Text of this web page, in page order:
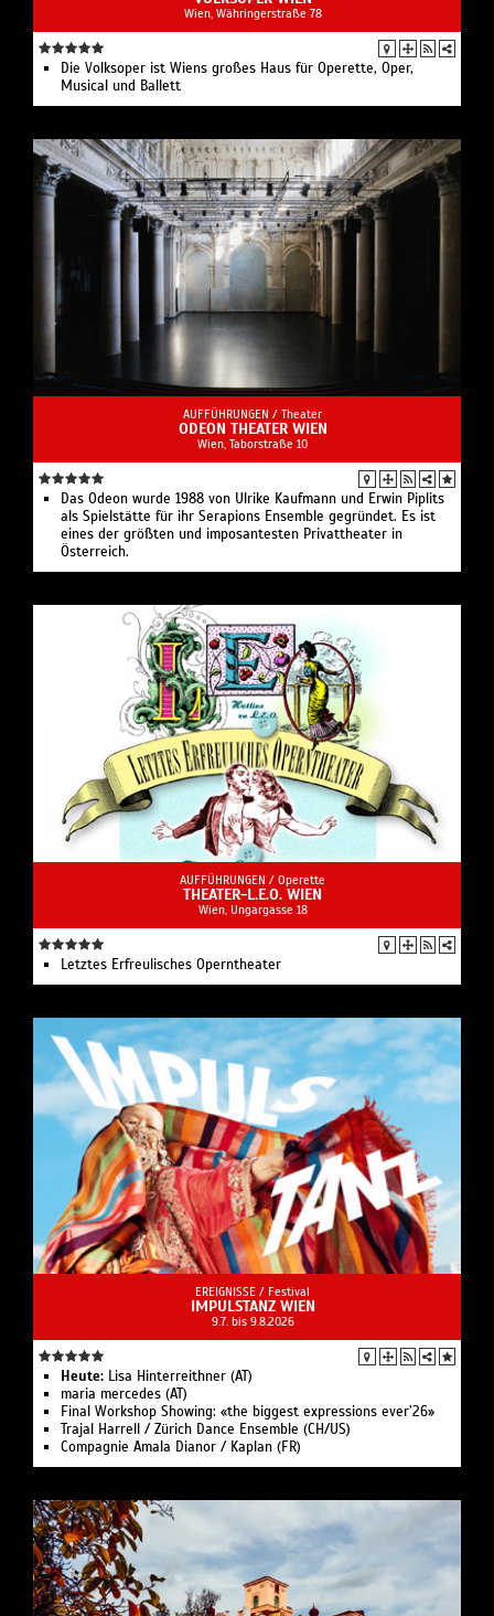
Wien, Währingerstraße 78
Die Volksoper ist Wiens großes Haus für Operette, Oper,
Musical und Ballett
AUFFÜHRUNGEN / Theater
ODEON THEATER WIEN
Wien, Taborstraße 10
Das Odeon wurde 1988 von Ulrike Kaufmann und Erwin Piplits
als Spielstätte für ihr Serapions Ensemble gegründet. Es ist
eines der größten und imposantesten Privattheater in
Österreich.
AUFFÜHRUNGEN / Operette
THEATER-L.E.O. WIEN
Wien, Ungargasse 18
Letztes Erfreulisches Operntheater
EREIGNISSE / Festival
IMPULSTANZ WIEN
9.7. bis 9.8.2026
Heute: Lisa Hinterreithner (AT)
maria mercedes (AT)
Final Workshop Showing: «the biggest expressions ever’26»
Trajal Harrell / Zürich Dance Ensemble (CH/US)
Compagnie Amala Dianor / Kaplan (FR)